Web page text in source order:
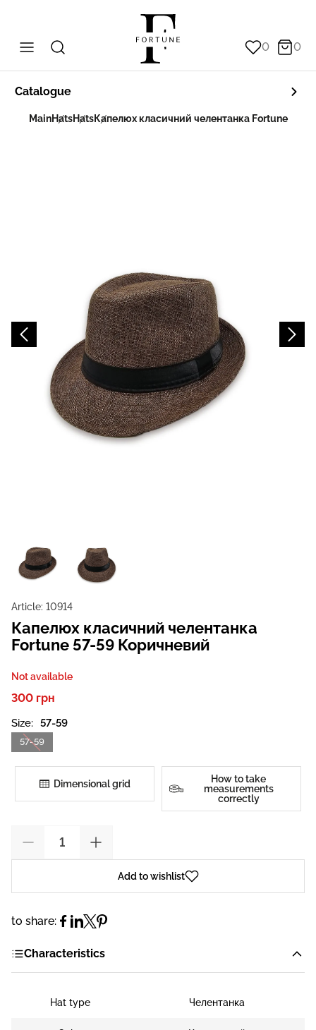
0 0
Catalogue
MainHatsHatsКапелюх класичний челентанка Fortune
Article: 10914
Капелюх класичний челентанка
Fortune 57-59 Коричневий
Not available
300 грн
Size: 57-59
57-59
Dimensional grid
How to take
measurements
correctly
Add to wishlist
to share:
Characteristics
Hat type Челентанка